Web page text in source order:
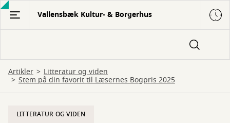
Gå
hovedindhold
Vallensbæk Kultur- & Borgerhus
Artikler Litteratur og viden
Stem på din favorit til Læsernes Bogpris 2025
LITTERATUR OG VIDEN